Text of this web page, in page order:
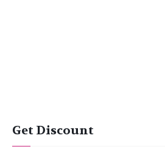
Get Discount